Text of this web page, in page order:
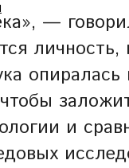
—
личность,
опиралась
и